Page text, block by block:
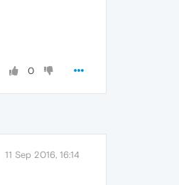
0
11 Sep 2016, 16:14